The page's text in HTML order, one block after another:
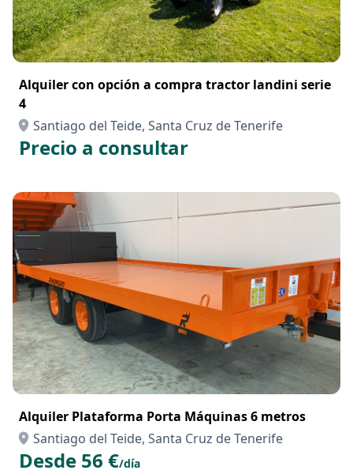
Alquiler con opción a compra tractor landini serie
4
Santiago del Teide, Santa Cruz de Tenerife
Precio a consultar
Alquiler Plataforma Porta Máquinas 6 metros
Santiago del Teide, Santa Cruz de Tenerife
Desde 56 €/día